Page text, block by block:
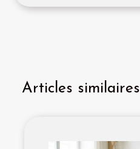
Articles similaires